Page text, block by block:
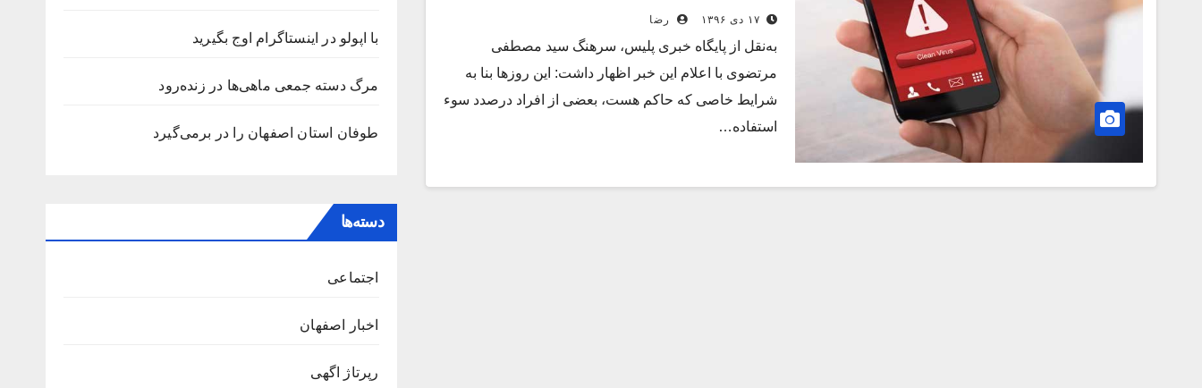
۱۷ دی ۱۳۹۶ رضا
به‌نقل از پایگاه خبری پلیس، سرهنگ سید مصطفی
مرتضوی با اعلام این خبر اظهار داشت: این روزها بنا به
شرایط خاصی که حاکم هست، بعضی از افراد درصدد سوء
استفاده…
با اپولو در اینستاگرام اوج بگیرید
مرگ دسته جمعی ماهی‌ها در زنده‌رود
طوفان استان اصفهان را در برمی‌گیرد‌
دسته‌ها
اجتماعی
اخبار اصفهان
رپرتاژ اگهی